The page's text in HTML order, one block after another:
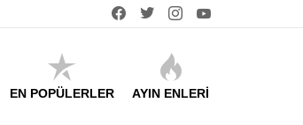
facebooktwitterinstagram
EN POPÜLERLER AYIN ENLERI